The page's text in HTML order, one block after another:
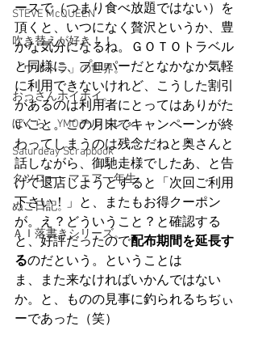
STEVE McQUEEN
吹き替えが好き！！
「ウルトラ」の世界。
おっさんホイホイ。
ぼくら、YMOチルドレン。
Saturdeay Scrapbook
タツロー・マニア一年生。
ぬこ日記。
ＡＩ落書きシリーズ。
ースで（つまり食べ放題ではない）を
頂くと、いつになく贅沢というか、豊
かな気分になるね。ＧＯＴＯトラベル
と同様に、プロパーだとなかなか気軽
に利用できないけれど、こうした割引
があるのは利用者にとってはありがた
いこと。この月末でキャンペーンが終
わってしまうのは残念だねと奥さんと
話しながら、御馳走様でしたあ、と告
げて退店しようとすると「次回ご利用
下さい！」と、またもお得クーポン
が。え？どういうこと？と確認する
と、好評だったので配布期間を延長す
るのだという。ということは
ま、また来なければいかんではない
か。と、ものの見事に釣られるちぢぃ
ーであった（笑）